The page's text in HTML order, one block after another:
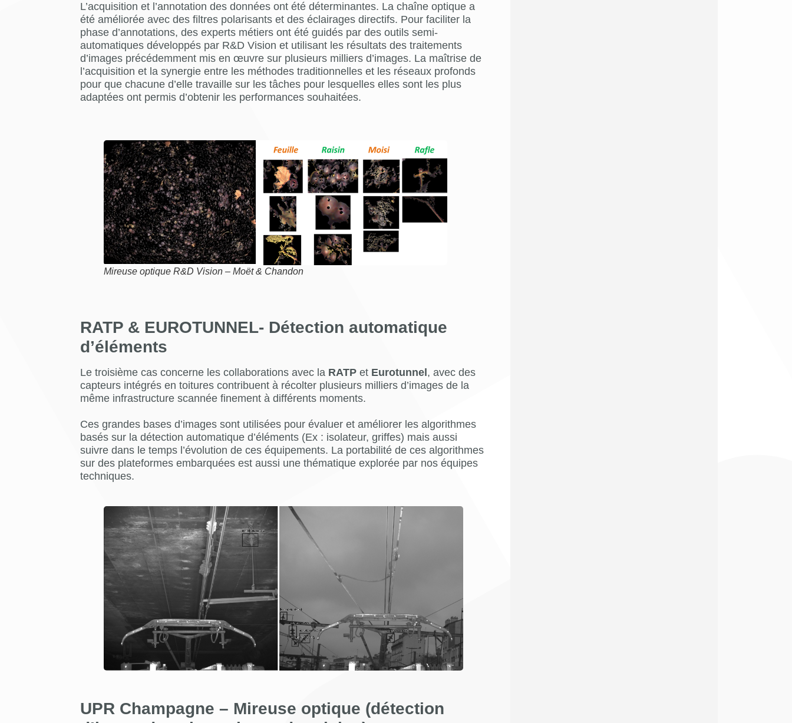
L’acquisition et l’annotation des données ont été déterminantes. La chaîne optique a
été améliorée avec des filtres polarisants et des éclairages directifs. Pour faciliter la
phase d’annotations, des experts métiers ont été guidés par des outils semi-
automatiques développés par R&D Vision et utilisant les résultats des traitements
d’images précédemment mis en œuvre sur plusieurs milliers d’images. La maîtrise de
l’acquisition et la synergie entre les méthodes traditionnelles et les réseaux profonds
pour que chacune d’elle travaille sur les tâches pour lesquelles elles sont les plus
adaptées ont permis d’obtenir les performances souhaitées.
Mireuse optique R&D Vision – Moët & Chandon
RATP & EUROTUNNEL- Détection automatique
d’éléments
Le troisième cas concerne les collaborations avec la RATP et Eurotunnel , avec des
capteurs intégrés en toitures contribuent à récolter plusieurs milliers d’images de la
même infrastructure scannée finement à différents moments.
Ces grandes bases d’images sont utilisées pour évaluer et améliorer les algorithmes
basés sur la détection automatique d’éléments (Ex : isolateur, griffes) mais aussi
suivre dans le temps l’évolution de ces équipements. La portabilité de ces algorithmes
sur des plateformes embarquées est aussi une thématique explorée par nos équipes
techniques.
UPR Champagne – Mireuse optique (détection